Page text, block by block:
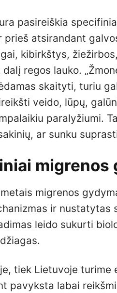
pasireiškia
prieš atsirandant
kibirkštys,
regos lauko.
skaityti, turiu
veido, lūpų,
paralyžiumi.
ar sunku
migrenos
migrenos
ir
leido sukurti
tiek Lietuvoje
pavyksta labai